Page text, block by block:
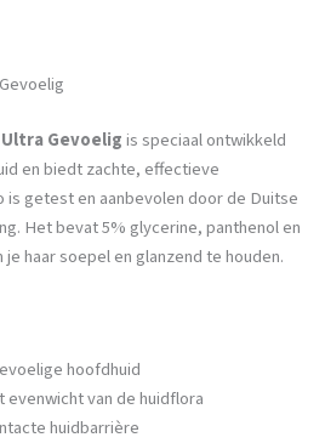
Gevoeligis speciaal ontwikkeld
en biedt zachte, effectieve
is getest en aanbevolen door de Duitse
Het bevat 5% glycerine, panthenol en
haar soepel en glanzend te houden.
hoofdhuid
evenwicht van de huidflora
huidbarrière